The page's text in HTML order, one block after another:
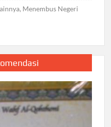
Menembus Negeri